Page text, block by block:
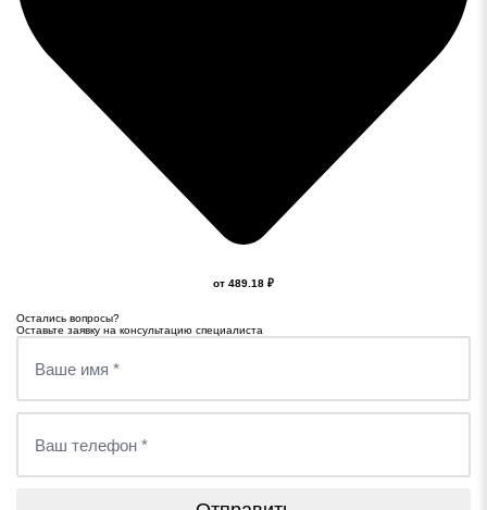
от 489.18 ₽
Остались вопросы?
Оставьте заявку на консультацию специалиста